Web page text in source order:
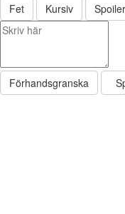
Fet
Kursiv Spoiler
Förhandsgranska